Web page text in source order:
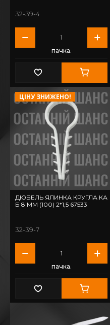
32-39-4
пачка.
ЦІНУ ЗНИЖЕНО!
ДЮБЕЛЬ ЯЛИНКА КРУГЛА КА
Б 8 ММ (100) 2*1,5 67533
32-39-7
пачка.